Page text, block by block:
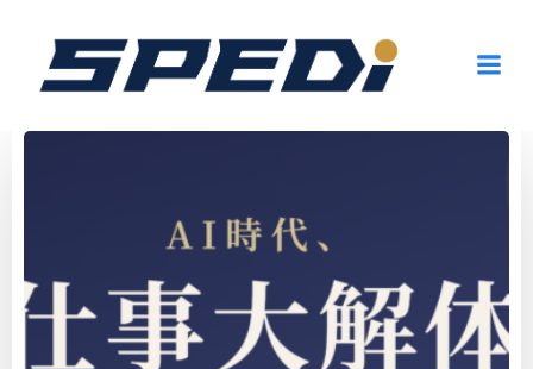
to
content